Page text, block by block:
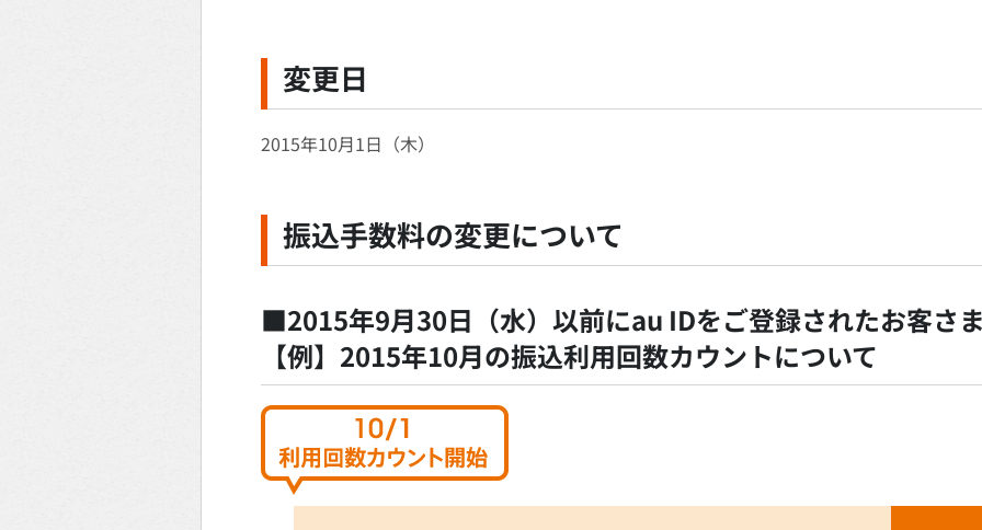
変更日
2015年10月1日（木）
振込手数料の変更について
■2015年9月30日（水）以前にau IDをご登録されたお客さ
【例】2015年10月の振込利用回数カウントについて